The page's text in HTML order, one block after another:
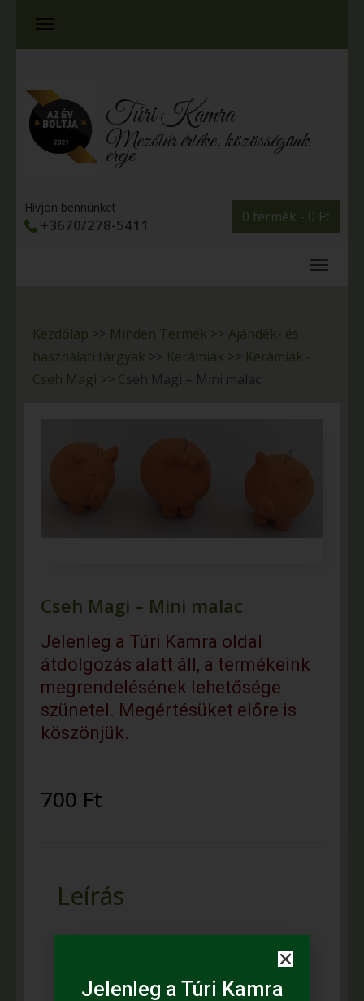
Túri Kamra
Mezőtúr értéke, közösségünk
ereje
0 termék - 0 Ft
Hívjon bennünket
+3670/278-5411
Kezdőlap >> Minden Termék >> Ajándék- és
használati tárgyak >> Kerámiák >> Kerámiák -
Cseh Magi >> Cseh Magi – Mini malac
Cseh Magi – Mini malac
Jelenleg a Túri Kamra oldal
átdolgozás alatt áll, a termékeink
megrendelésének lehetősége
szünetel. Megértésüket előre is
köszönjük.
700 Ft
Leírás
Fazekas mester, népi iparművész:
(MAGI Népművészeti Termékeket
Jelenleg a Túri Kamra